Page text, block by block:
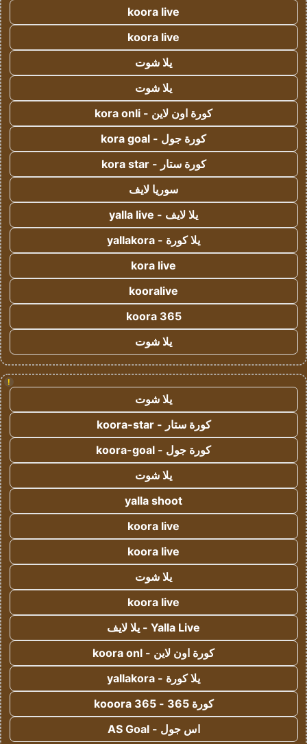
koora live
koora live
يلا شوت
يلا شوت
كورة اون لاين - kora onli
كورة جول - kora goal
كورة ستار - kora star
سوريا لايف
يلا لايف - yalla live
يلا كورة - yallakora
kora live
kooralive
koora 365
يلا شوت
!
يلا شوت
كورة ستار - koora-star
كورة جول - koora-goal
يلا شوت
yalla shoot
koora live
koora live
يلا شوت
koora live
Yalla Live - يلا لايف
كورة اون لاين - koora onl
يلا كورة - yallakora
كورة 365 - kooora 365
اس جول - AS Goal